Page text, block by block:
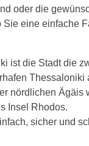
oder die
eine einfache
ist die Stadt die
nördlichen Ägäis
Insel Rhodos.
sicher und